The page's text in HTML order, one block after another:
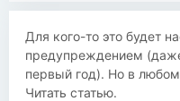
Для кого-то это будет
предупреждением
первый год). Но в любом
Читать статью.